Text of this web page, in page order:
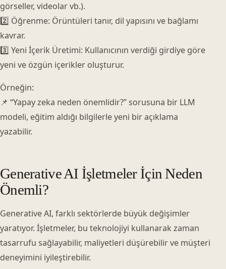
görseller, videolar vb.).
2️⃣ Öğrenme: Örüntüleri tanır, dil yapısını ve bağlamı
kavrar.
3️⃣ Yeni İçerik Üretimi: Kullanıcının verdiği girdiye göre
yeni ve özgün içerikler oluşturur.
Örneğin:
📌 “Yapay zeka neden önemlidir?” sorusuna bir LLM
modeli, eğitim aldığı bilgilerle yeni bir açıklama
yazabilir.
Generative AI İşletmeler İçin Neden
Önemli?
Generative AI, farklı sektörlerde büyük değişimler
yaratıyor. İşletmeler, bu teknolojiyi kullanarak zaman
tasarrufu sağlayabilir, maliyetleri düşürebilir ve müşteri
deneyimini iyileştirebilir.